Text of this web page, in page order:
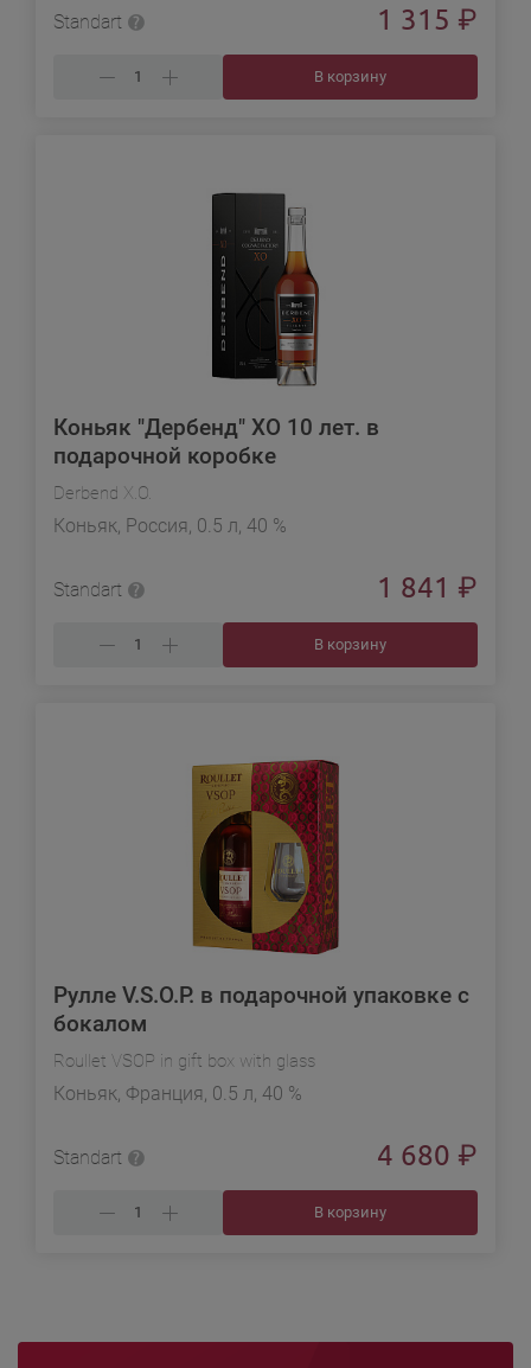
Standart 1 315 ₽
В корзину
Коньяк "Дербенд" ХО 10 лет. в
подарочной коробке
Derbend X.O.
Коньяк, Россия, 0.5 л, 40 %
Standart 1 841 ₽
В корзину
Рулле V.S.O.P. в подарочной упаковке с
бокалом
Roullet VSOP in gift box with glass
Коньяк, Франция, 0.5 л, 40 %
Standart 4 680 ₽
В корзину